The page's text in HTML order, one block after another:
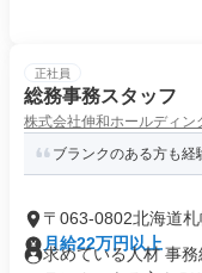
正社員
総務事務スタッフ
株式会社伸和ホールディン
ブランクのある方も経
〒063-0802北海道
月給22万円以上
求めている人材 事